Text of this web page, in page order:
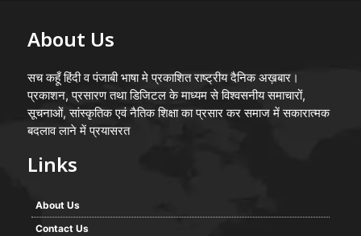
About Us
सच कहूँ हिंदी व पंजाबी भाषा मे प्रकाशित राष्ट्रीय दैनिक अख़बार।
प्रकाशन, प्रसारण तथा डिजिटल के माध्यम से विश्वसनीय समाचारों,
सूचनाओं, सांस्कृतिक एवं नैतिक शिक्षा का प्रसार कर समाज में सकारात्मक
बदलाव लाने में प्रयासरत
Links
About Us
Contact Us